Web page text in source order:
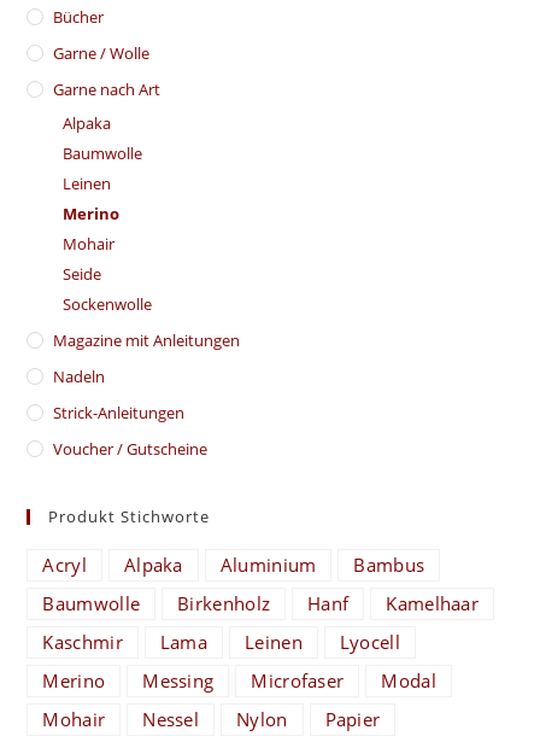
Bücher
Garne / Wolle
Garne nach Art
Alpaka
Baumwolle
Leinen
Merino
Mohair
Seide
Sockenwolle
Magazine mit Anleitungen
Nadeln
Strick-Anleitungen
Voucher / Gutscheine
Produkt Stichworte
Acryl Alpaka Aluminium
Bambus
Baumwolle
Birkenholz Hanf
Kamelhaar
Kaschmir
Lama Leinen
Lyocell
Merino
Messing Microfaser
Modal
Mohair
Nessel Nylon
Papier